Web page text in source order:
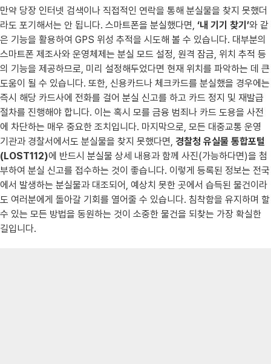
만약 당장 인터넷 검색이나 직접적인 연락을 통해 분실물을 찾지 못했더
라도 포기해서는 안 됩니다. 스마트폰을 분실했다면, ‘내 기기 찾기’와 같
은 기능을 활용하여 GPS 위성 추적을 시도해 볼 수 있습니다. 대부분의
스마트폰 제조사와 운영체제는 분실 모드 설정, 원격 잠금, 위치 추적 등
의 기능을 제공하므로, 미리 설정해두었다면 현재 위치를 파악하는 데 큰
도움이 될 수 있습니다. 또한, 신용카드나 체크카드를 분실했을 경우에는
즉시 해당 카드사에 전화를 걸어 분실 신고를 하고 카드 정지 및 재발급
절차를 진행해야 합니다. 이는 혹시 모를 금융 범죄나 카드 도용을 사전
에 차단하는 매우 중요한 조치입니다. 마지막으로, 모든 대중교통 운영
기관과 경찰서에서도 분실물을 찾지 못했다면, 경찰청 유실물 통합포털
(LOST112)에 반드시 분실물 상세 내용과 함께 사진(가능하다면)을 첨
부하여 분실 신고를 접수하는 것이 좋습니다. 이렇게 등록된 정보는 전국
에서 발생하는 분실물과 대조되어, 예상치 못한 곳에서 습득된 물건이라
도 여러분에게 돌아갈 기회를 열어줄 수 있습니다. 침착함을 유지하며 할
수 있는 모든 방법을 동원하는 것이 소중한 물건을 되찾는 가장 확실한
길입니다.